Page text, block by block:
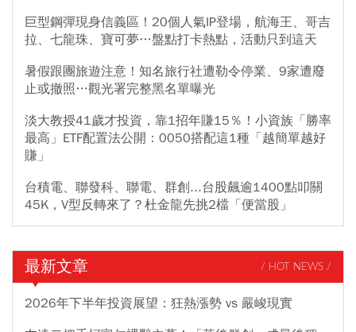
巨型鋼彈現身信義區！20個人氣IP登場，航海王、哥吉
拉、七龍珠、寶可夢…盤點打卡熱點，活動只到這天
暑假跟團旅遊注意！知名旅行社遭勒令停業、9家遭廢
止或撤照…觀光署完整黑名單曝光
淡大教授41歲才投資，靠1招年賺15％！小資族「勝率
最高」ETF配置法公開：0050搭配這1種「越簡單越好
賺」
台積電、聯發科、聯電、群創...台股飆逾1400點叩關
45K，V型反轉來了？杜金龍先挑2檔「便當股」
最新文章 / HOT NEWS /
2026年下半年投資展望：狂熱漲勢 vs 嚴峻現實